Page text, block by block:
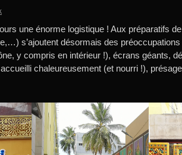
une énorme logistique ! Aux préparatifs
s’ajoutent désormais des
y compris en intérieur !), écrans géants,
chaleureusement (et nourri !),